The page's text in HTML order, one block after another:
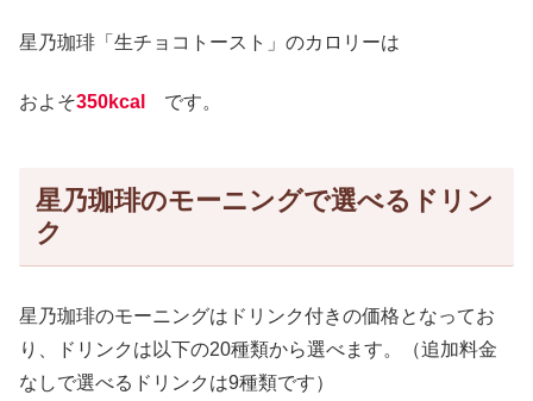
星乃珈琲「生チョコトースト」のカロリーは
およそ350kcal です。
星乃珈琲のモーニングで選べるドリン
ク
星乃珈琲のモーニングはドリンク付きの価格となってお
り、ドリンクは以下の20種類から選べます。（追加料金
なしで選べるドリンクは9種類です）